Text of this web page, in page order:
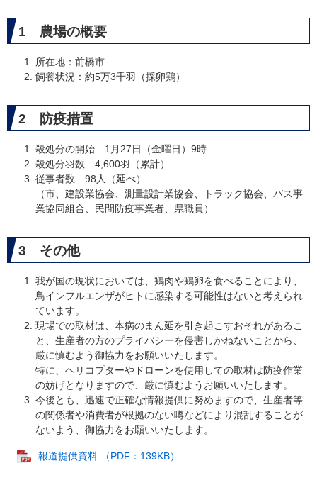
1 農場の概要
所在地：前橋市
飼養状況：約5万3千羽（採卵鶏）
2 防疫措置
殺処分の開始 1月27日（金曜日）9時
殺処分羽数 4,600羽（累計）
従事者数 98人（延べ）
（市、建設業協会、測量設計業協会、トラック協会、バス事
業協同組合、民間防疫事業者、県職員）
3 その他
我が国の現状においては、鶏肉や鶏卵を食べることにより、
鳥インフルエンザがヒトに感染する可能性はないと考えられ
ています。
現場での取材は、本病のまん延を引き起こすおそれがあるこ
と、生産者の方のプライバシーを侵害しかねないことから、
厳に慎むよう御協力をお願いいたします。
特に、ヘリコプターやドローンを使用しての取材は防疫作業
の妨げとなりますので、厳に慎むようお願いいたします。
今後とも、迅速で正確な情報提供に努めますので、生産者等
の関係者や消費者が根拠のない噂などにより混乱することが
ないよう、御協力をお願いいたします。
報道提供資料 （PDF：139KB）